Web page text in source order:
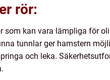
rör:
som kan vara lämpliga för
tunnlar ger hamstern
och leka.